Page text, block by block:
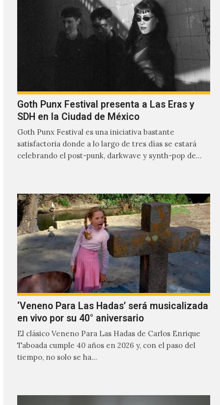
Goth Punx Festival presenta a Las Eras y
SDH en la Ciudad de México
Goth Punx Festival es una iniciativa bastante
satisfactoria donde a lo largo de tres días se estará
celebrando el post-punk, darkwave y synth-pop de
‘Veneno Para Las Hadas’ será musicalizada
en vivo por su 40° aniversario
El clásico Veneno Para Las Hadas de Carlos Enrique
Taboada cumple 40 años en 2026 y, con el paso del
tiempo, no solo se ha…